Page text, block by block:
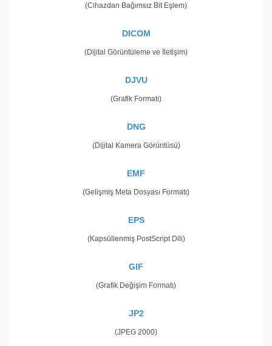
(Cihazdan Bağımsız Bit Eşlem)
DICOM
(Dijital Görüntüleme ve İletişim)
DJVU
(Grafik Formatı)
DNG
(Dijital Kamera Görüntüsü)
EMF
(Gelişmiş Meta Dosyası Formatı)
EPS
(Kapsüllenmiş PostScript Dili)
GIF
(Grafik Değişim Formatı)
JP2
(JPEG 2000)